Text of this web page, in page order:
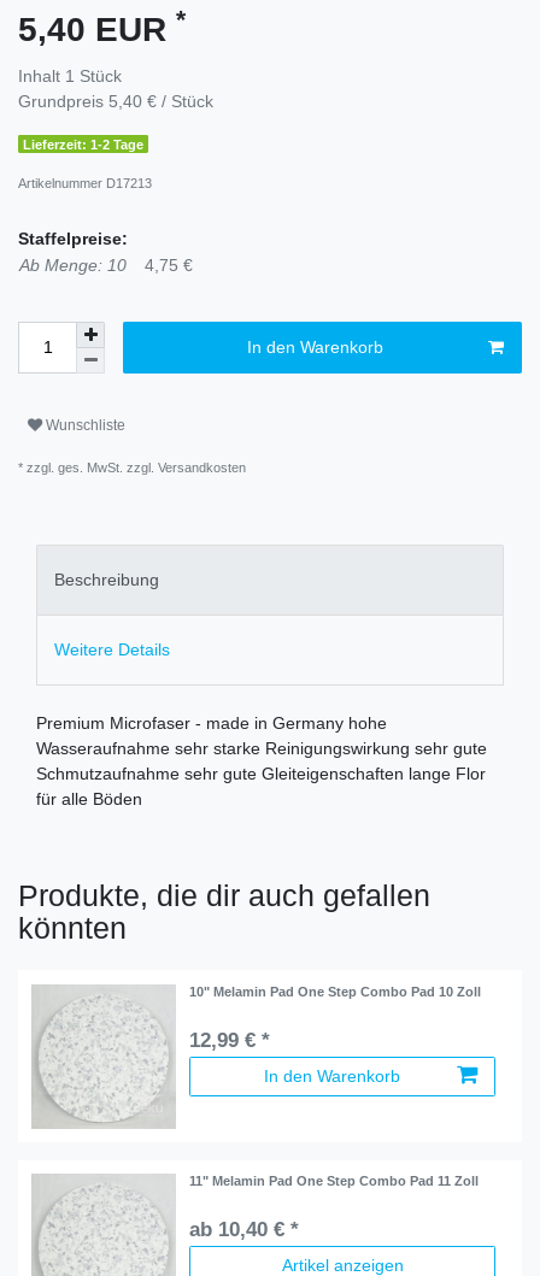
5,40 EUR *
Inhalt 1 Stück
Grundpreis 5,40 € / Stück
Lieferzeit: 1-2 Tage
Artikelnummer D17213
Staffelpreise:
Ab Menge: 10
4,75 €
In den Warenkorb
Wunschliste
* zzgl. ges. MwSt. zzgl. Versandkosten
Beschreibung
Weitere Details
Premium Microfaser - made in Germany hohe
Wasseraufnahme sehr starke Reinigungswirkung sehr gute
Schmutzaufnahme sehr gute Gleiteigenschaften lange Flor
für alle Böden
Produkte, die dir auch gefallen
könnten
10" Melamin Pad One Step Combo Pad 10 Zoll
12,99 € *
In den Warenkorb
11" Melamin Pad One Step Combo Pad 11 Zoll
ab 10,40 € *
Artikel anzeigen